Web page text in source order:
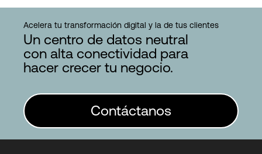
Acelera tu transformación digital y la de tus clientes
Un centro de datos neutral
con alta conectividad para
hacer crecer tu negocio.
Contáctanos